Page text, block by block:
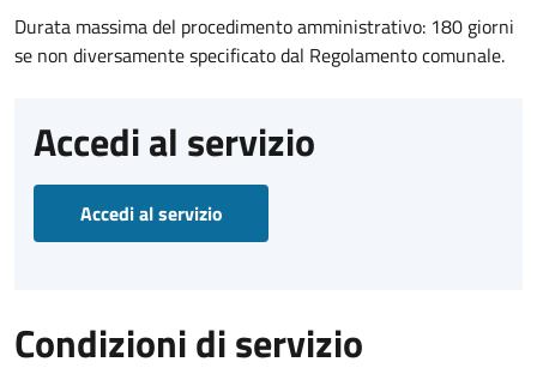
Durata massima del procedimento amministrativo: 180 giorni
se non diversamente specificato dal Regolamento comunale.
Accedi al servizio
Accedi al servizio
Condizioni di servizio